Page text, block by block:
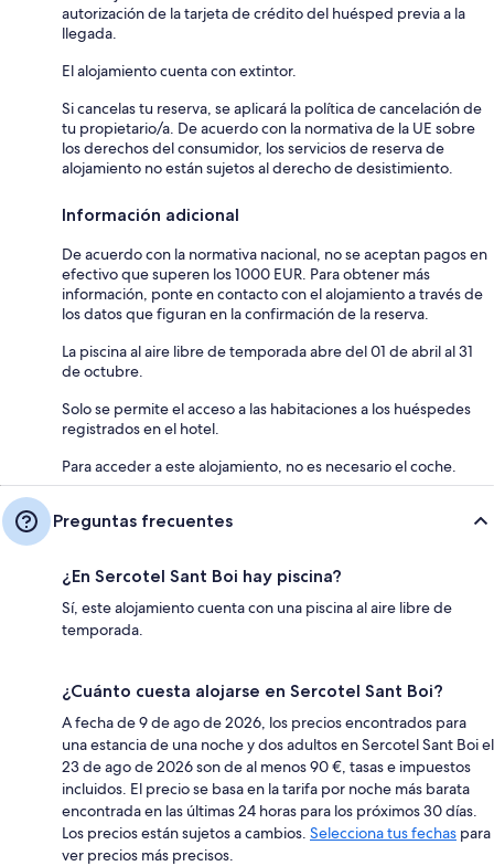
autorización de la tarjeta de crédito del huésped previa a la
llegada.
El alojamiento cuenta con extintor.
Si cancelas tu reserva, se aplicará la política de cancelación de
tu propietario/a. De acuerdo con la normativa de la UE sobre
los derechos del consumidor, los servicios de reserva de
alojamiento no están sujetos al derecho de desistimiento.
Información adicional
De acuerdo con la normativa nacional, no se aceptan pagos en
efectivo que superen los 1000 EUR. Para obtener más
información, ponte en contacto con el alojamiento a través de
los datos que figuran en la confirmación de la reserva.
La piscina al aire libre de temporada abre del 01 de abril al 31
de octubre.
Solo se permite el acceso a las habitaciones a los huéspedes
registrados en el hotel.
Para acceder a este alojamiento, no es necesario el coche.
Preguntas frecuentes
¿En Sercotel Sant Boi hay piscina?
Sí, este alojamiento cuenta con una piscina al aire libre de
temporada.
¿Cuánto cuesta alojarse en Sercotel Sant Boi?
A fecha de 9 de ago de 2026, los precios encontrados para
una estancia de una noche y dos adultos en Sercotel Sant Boi el
23 de ago de 2026 son de al menos 90 €, tasas e impuestos
incluidos. El precio se basa en la tarifa por noche más barata
encontrada en las últimas 24 horas para los próximos 30 días.
Los precios están sujetos a cambios. Selecciona tus fechas para
ver precios más precisos.